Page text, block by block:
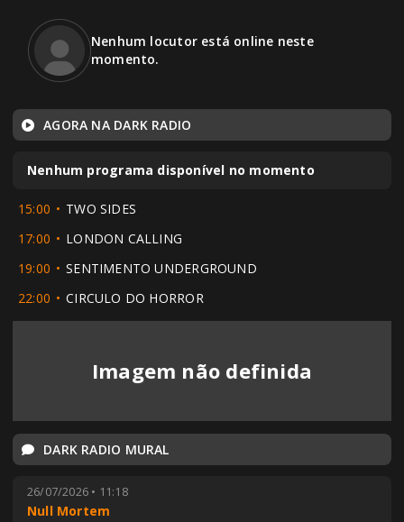
Nenhum locutor está online neste
momento.
AGORA NA DARK RADIO
Nenhum programa disponível no momento
15:00
TWO SIDES
17:00
LONDON CALLING
19:00
SENTIMENTO UNDERGROUND
22:00
CIRCULO DO HORROR
Imagem não definida
DARK RADIO MURAL
Null Mortem
26/07/2026 • 11:18